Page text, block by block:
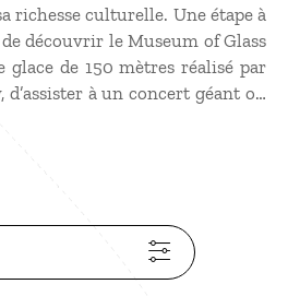
richesse culturelle. Une étape à
découvrir le Museum of Glass
glace de 150 mètres réalisé par
à un concert géant ou
au célèbre Tacoma